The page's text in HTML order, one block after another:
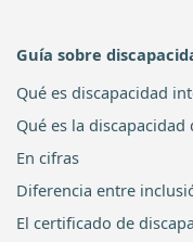
Guía sobre
Qué es discapacidad
Qué es la
En cifras
Diferencia entre
El certificado de